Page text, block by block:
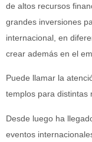
de altos recursos
grandes inversiones
internacional, en
crear además en el
Puede llamar la
templos para distintas
Desde luego ha
eventos